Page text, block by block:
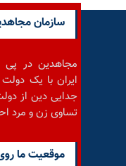
سازمان
مجاهدین در پی
ایران با یک دولت
جدایی دین از
تساوی زن و مرد
موقعيت ما